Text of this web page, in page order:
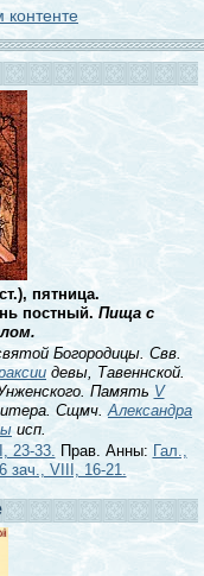
контенте
пятница.
постный. Пища с
Богородицы. Свв.
девы, Тавеннской.
Память V
Сщмч.Александра
исп.
23-33. Прав. Анны: Гал.,
зач., VIII, 16-21.